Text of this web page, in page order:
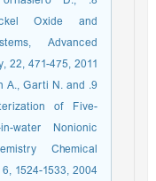
Oxide and
Advanced
22, 471-475, 2011.
A., Garti N. and
of Five-
water Nonionic
Chemical
6, 1524-1533, 2004.